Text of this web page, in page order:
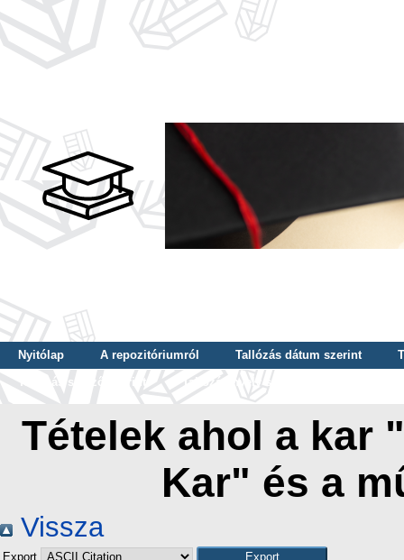
Nyitólap A repozitóriumról Tallózás dátum szerint
Tallózás szerző szerint
Tallózás nyelv szerint
Tételek ahol a kar
Kar" és a
Vissza
Export